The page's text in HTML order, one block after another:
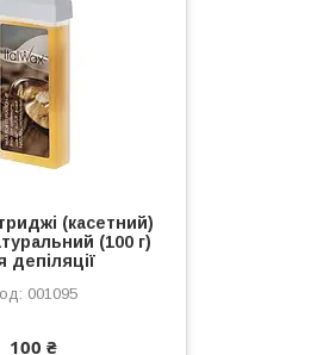
(касетний)
(100 г)
депіляції
001095
100 ₴